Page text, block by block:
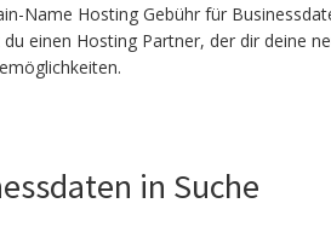
Name Hosting Gebühr für
einen Hosting Partner, der dir deine
in Suche